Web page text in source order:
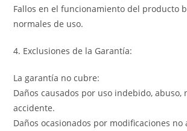
Fallos en el funcionamiento del producto
normales de uso.
4. Exclusiones de la Garantía:
La garantía no cubre:
Daños causados por uso indebido, abuso,
accidente.
Daños ocasionados por modificaciones no